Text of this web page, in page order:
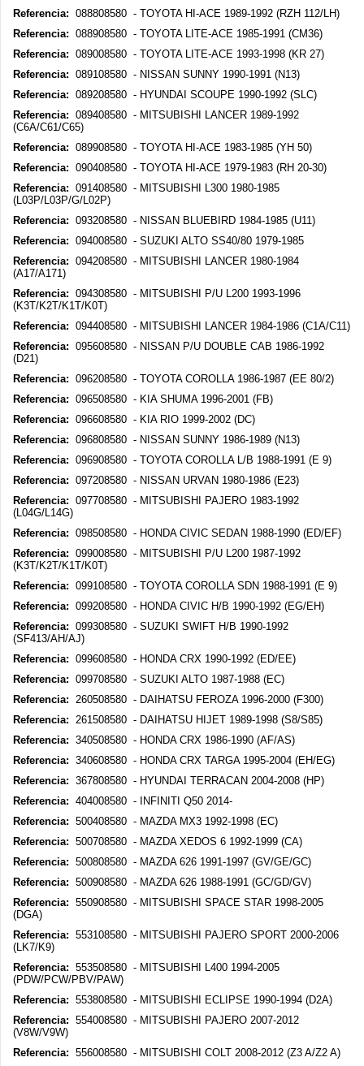
Referencia: 088808580 - TOYOTA HI-ACE 1989-1992 (RZH 112/LH)
Referencia: 088908580 - TOYOTA LITE-ACE 1985-1991 (CM36)
Referencia: 089008580 - TOYOTA LITE-ACE 1993-1998 (KR 27)
Referencia: 089108580 - NISSAN SUNNY 1990-1991 (N13)
Referencia: 089208580 - HYUNDAI SCOUPE 1990-1992 (SLC)
Referencia: 089408580 - MITSUBISHI LANCER 1989-1992
(C6A/C61/C65)
Referencia: 089908580 - TOYOTA HI-ACE 1983-1985 (YH 50)
Referencia: 090408580 - TOYOTA HI-ACE 1979-1983 (RH 20-30)
Referencia: 091408580 - MITSUBISHI L300 1980-1985
(L03P/L03P/G/L02P)
Referencia: 093208580 - NISSAN BLUEBIRD 1984-1985 (U11)
Referencia: 094008580 - SUZUKI ALTO SS40/80 1979-1985
Referencia: 094208580 - MITSUBISHI LANCER 1980-1984
(A17/A171)
Referencia: 094308580 - MITSUBISHI P/U L200 1993-1996
(K3T/K2T/K1T/K0T)
Referencia: 094408580 - MITSUBISHI LANCER 1984-1986 (C1A/C11)
Referencia: 095608580 - NISSAN P/U DOUBLE CAB 1986-1992
(D21)
Referencia: 096208580 - TOYOTA COROLLA 1986-1987 (EE 80/2)
Referencia: 096508580 - KIA SHUMA 1996-2001 (FB)
Referencia: 096608580 - KIA RIO 1999-2002 (DC)
Referencia: 096808580 - NISSAN SUNNY 1986-1989 (N13)
Referencia: 096908580 - TOYOTA COROLLA L/B 1988-1991 (E 9)
Referencia: 097208580 - NISSAN URVAN 1980-1986 (E23)
Referencia: 097708580 - MITSUBISHI PAJERO 1983-1992
(L04G/L14G)
Referencia: 098508580 - HONDA CIVIC SEDAN 1988-1990 (ED/EF)
Referencia: 099008580 - MITSUBISHI P/U L200 1987-1992
(K3T/K2T/K1T/K0T)
Referencia: 099108580 - TOYOTA COROLLA SDN 1988-1991 (E 9)
Referencia: 099208580 - HONDA CIVIC H/B 1990-1992 (EG/EH)
Referencia: 099308580 - SUZUKI SWIFT H/B 1990-1992
(SF413/AH/AJ)
Referencia: 099608580 - HONDA CRX 1990-1992 (ED/EE)
Referencia: 099708580 - SUZUKI ALTO 1987-1988 (EC)
Referencia: 260508580 - DAIHATSU FEROZA 1996-2000 (F300)
Referencia: 261508580 - DAIHATSU HIJET 1989-1998 (S8/S85)
Referencia: 340508580 - HONDA CRX 1986-1990 (AF/AS)
Referencia: 340608580 - HONDA CRX TARGA 1995-2004 (EH/EG)
Referencia: 367808580 - HYUNDAI TERRACAN 2004-2008 (HP)
Referencia: 404008580 - INFINITI Q50 2014-
Referencia: 500408580 - MAZDA MX3 1992-1998 (EC)
Referencia: 500708580 - MAZDA XEDOS 6 1992-1999 (CA)
Referencia: 500808580 - MAZDA 626 1991-1997 (GV/GE/GC)
Referencia: 500908580 - MAZDA 626 1988-1991 (GC/GD/GV)
Referencia: 550908580 - MITSUBISHI SPACE STAR 1998-2005
(DGA)
Referencia: 553108580 - MITSUBISHI PAJERO SPORT 2000-2006
(LK7/K9)
Referencia: 553508580 - MITSUBISHI L400 1994-2005
(PDW/PCW/PBV/PAW)
Referencia: 553808580 - MITSUBISHI ECLIPSE 1990-1994 (D2A)
Referencia: 554008580 - MITSUBISHI PAJERO 2007-2012
(V8W/V9W)
Referencia: 556008580 - MITSUBISHI COLT 2008-2012 (Z3 A/Z2 A)